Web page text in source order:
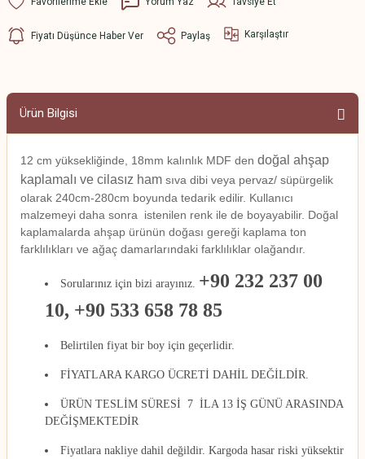
Fiyatı Düşünce Haber Ver Paylaş Karşılaştır
Ürün Bilgisi
12 cm yüksekliğinde, 18mm kalınlık MDF den doğal ahşap
kaplamalı ve cilasız ham sıva dibi veya pervaz/ süpürgelik
olarak 240cm-280cm boyunda tedarik edilir. Kullanıcı
malzemeyi daha sonra istenilen renk ile de boyayabilir. Doğal
kaplamalarda ahşap ürünün doğası gereği kaplama ton
farklılıkları ve ağaç damarlarındaki farklılıklar olağandır.
Sorularınız için bizi arayınız. +90 232 237 00
10, +90 533 658 78 85
Belirtilen fiyat bir boy için geçerlidir.
FİYATLARA KARGO ÜCRETİ DAHİL DEĞİLDİR.
ÜRÜN TESLİM SÜRESİ 7 İLA 13 İŞ GÜNÜ ARASINDA
DEĞİŞMEKTEDİR
Fiyatlara nakliye dahil değildir. Kargoda hasar riski yüksektir